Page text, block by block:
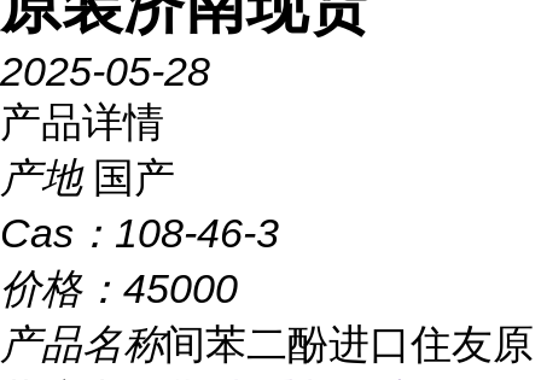
2025-05-28
产品详情
产地 国产
Cas： 108-46-3
价格： 45000
产品名称间苯二酚进口住友原